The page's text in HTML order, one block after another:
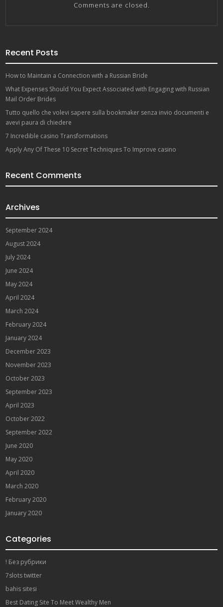
Comments are closed.
Recent Posts
How to Maintain a Connection with a Russian Bride
What Expenses Should You Expect Associated with Engaging with Russian
Mail Order Brides
Tutto quello che volevi sapere sulla bookmaker senza invio documenti e
avevi paura di chiedere
7 Incredible casino Transformations
Apply Any Of These 10 Secret Techniques To Improve casino
Recent Comments
Archives
September 2024
August 2024
July 2024
June 2024
May 2024
April 2024
March 2024
February 2024
January 2024
December 2023
November 2023
October 2023
September 2023
April 2023
October 2022
September 2022
June 2020
May 2020
April 2020
March 2020
February 2020
January 2020
Categories
! Без рубрики
7slots twitter
bahis sitesi
Best Dating Site To Meet Wealthy Men